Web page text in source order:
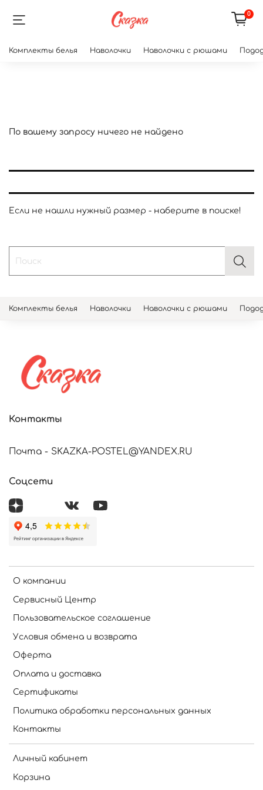
0
Комплекты белья Наволочки Наволочки с рюшами
По вашему запросу ничего не найдено
Если не нашли нужный размер - наберите в поиске!
Комплекты белья Наволочки Наволочки с рюшами
О компании
Сервисный Центр
Пользовательское соглашение
Условия обмена и возврата
Оферта
Оплата и доставка
Сертификаты
Политика обработки персональных данных
Контакты
Личный кабинет
Корзина
Контакты
Почта - SKAZKA-POSTEL@YANDEX.RU
Соцсети